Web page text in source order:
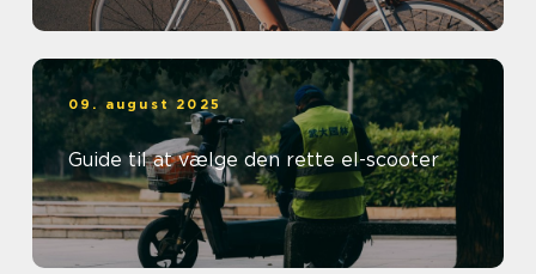
09. august 2025
Guide til at vælge den rette el-scooter